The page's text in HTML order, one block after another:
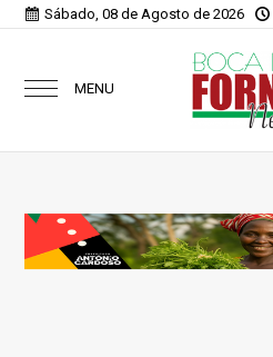
Sábado, 08 de Agosto de 2026
MENU